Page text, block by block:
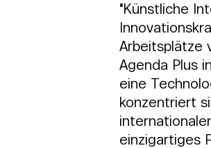
"Künstliche
Arbeitsplätze
Agenda Plus
eine
konzentriert
einzigartiges